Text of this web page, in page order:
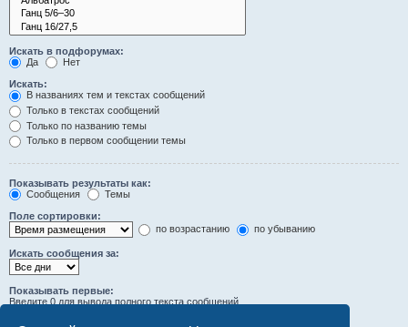
Искать в подфорумах:
Да
Нет
Искать:
В названиях тем и текстах сообщений
Только в текстах сообщений
Только по названию темы
Только в первом сообщении темы
Показывать результаты как:
Сообщения
Темы
Поле сортировки:
по возрастанию
по убыванию
Искать сообщения за:
Показывать первые:
Введите 0 для вывода полного текста сообщений.